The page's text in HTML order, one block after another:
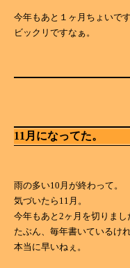
今年もあと１ヶ月ちょいで
ビックリですなぁ。
11月になってた。
雨の多い10月が終わって。
気づいたら11月。
今年もあと2ヶ月を切りまし
たぶん、毎年書いているけ
本当に早いねぇ。